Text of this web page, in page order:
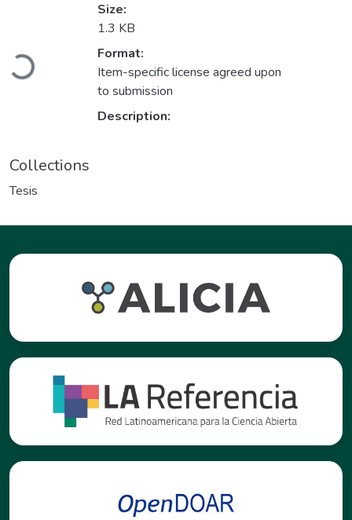
Loading...
Size:
1.3 KB
Format:
Item-specific license agreed upon
to submission
Description:
Collections
Tesis